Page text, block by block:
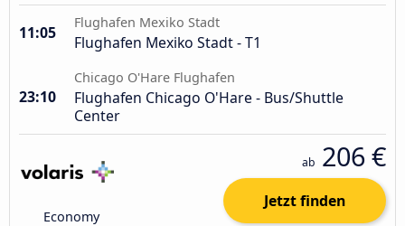
11:05
Flughafen Mexiko Stadt
Flughafen Mexiko Stadt - T1
23:10
Chicago O'Hare Flughafen
Flughafen Chicago O'Hare - Bus/Shuttle
Center
Economy
ab 206 €
Jetzt finden